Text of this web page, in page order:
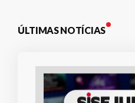
ÚLTIMAS NOTÍCIAS